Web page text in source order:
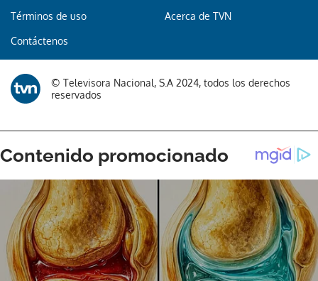
Términos de uso Acerca de TVN
Contáctenos
© Televisora Nacional, S.A 2024, todos los derechos
reservados